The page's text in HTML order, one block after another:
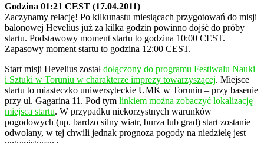
Godzina 01:21 CEST (17.04.2011)
Zaczynamy relację! Po kilkunastu miesiącach przygotowań do misji
balonowej Hevelius już za kilka godzin powinno dojść do próby
startu. Podstawowy moment startu to godzina 10:00 CEST.
Zapasowy moment startu to godzina 12:00 CEST.
Start misji Hevelius zostałdołączony do programu Festiwalu Nauki
i Sztuki w Toruniu w charakterze imprezy towarzyszącej. Miejsce
startu to miasteczko uniwersyteckie UMK w Toruniu – przy basenie
przy ul. Gagarina 11. Pod tym linkiem można zobaczyć lokalizację
miejsca startu. W przypadku niekorzystnych warunków
pogodowych (np. bardzo silny wiatr, burza lub grad) start zostanie
odwołany, w tej chwili jednak prognoza pogody na niedzielę jest